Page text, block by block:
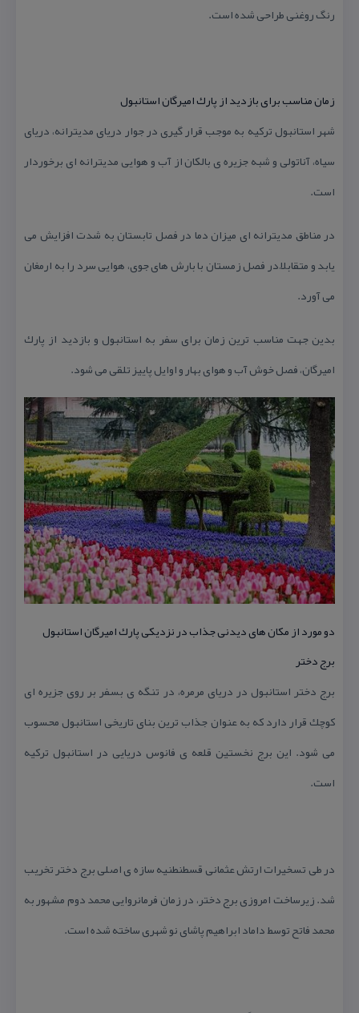
رنگ روغنی طراحی شده است.
زمان مناسب برای بازدید از پارك امیرگان استانبول
شهر استانبول تركیه به موجب قرار گیری در جوار دریای مدیترانه، دریای
سیاه، آناتولی و شبه جزیره ی بالكان از آب و هوایی مدیترانه ای برخوردار
است.
در مناطق مدیترانه ای میزان دما در فصل تابستان به شدت افزایش می
یابد و متقابلاً در فصل زمستان با بارش های جوی، هوایی سرد را به ارمغان
می آورد.
بدین جهت مناسب ترین زمان برای سفر به استانبول و بازدید از پارك
امیرگان، فصل خوش آب و هوای بهار و اوایل پاییز تلقی می شود.
دو مورد از مكان های دیدنی جذاب در نزدیكی پارك امیرگان استانبول
برج دختر
برج دختر استانبول در دریای مرمره، در تنگه ی بسفر بر روی جزیره ای
كوچك قرار دارد كه به عنوان جذاب ترین بنای تاریخی استانبول محسوب
می شود. این برج نخستین قلعه ی فانوس دریایی در استانبول تركیه
است.
در طی تسخیرات ارتش عثمانی قسطنطنیه سازه ی اصلی برج دختر تخریب
شد. زیرساخت امروزی برج دختر، در زمان فرمانروایی محمد دوم مشهور به
محمد فاتح توسط داماد ابراهیم پاشای نو شهری ساخته شده است.